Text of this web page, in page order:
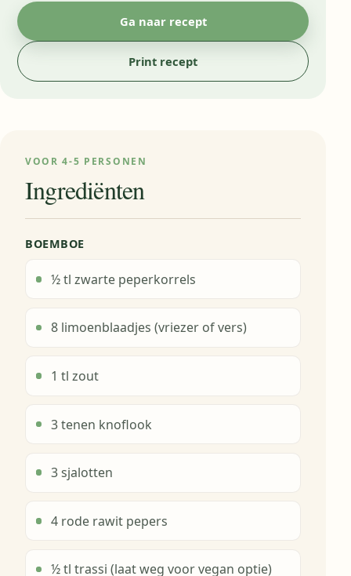
Ga naar recept
Print recept
VOOR 4-5 PERSONEN
Ingrediënten
BOEMBOE
½ tl zwarte peperkorrels
8 limoenblaadjes (vriezer of vers)
1 tl zout
3 tenen knoflook
3 sjalotten
4 rode rawit pepers
½ tl trassi (laat weg voor vegan optie)